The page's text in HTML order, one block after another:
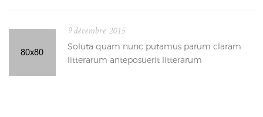
9 décembre 2015
Soluta quam nunc putamus parum claram
litterarum anteposuerit litterarum